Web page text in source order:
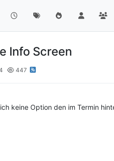
Info Screen
447
keine Option den im Termin